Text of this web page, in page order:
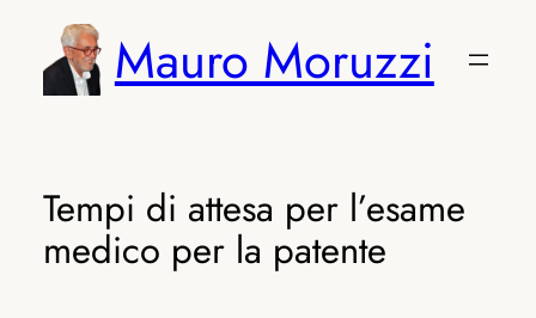
contenuto
Mauro Moruzzi
Tempi di attesa per l’esame
medico per la patente